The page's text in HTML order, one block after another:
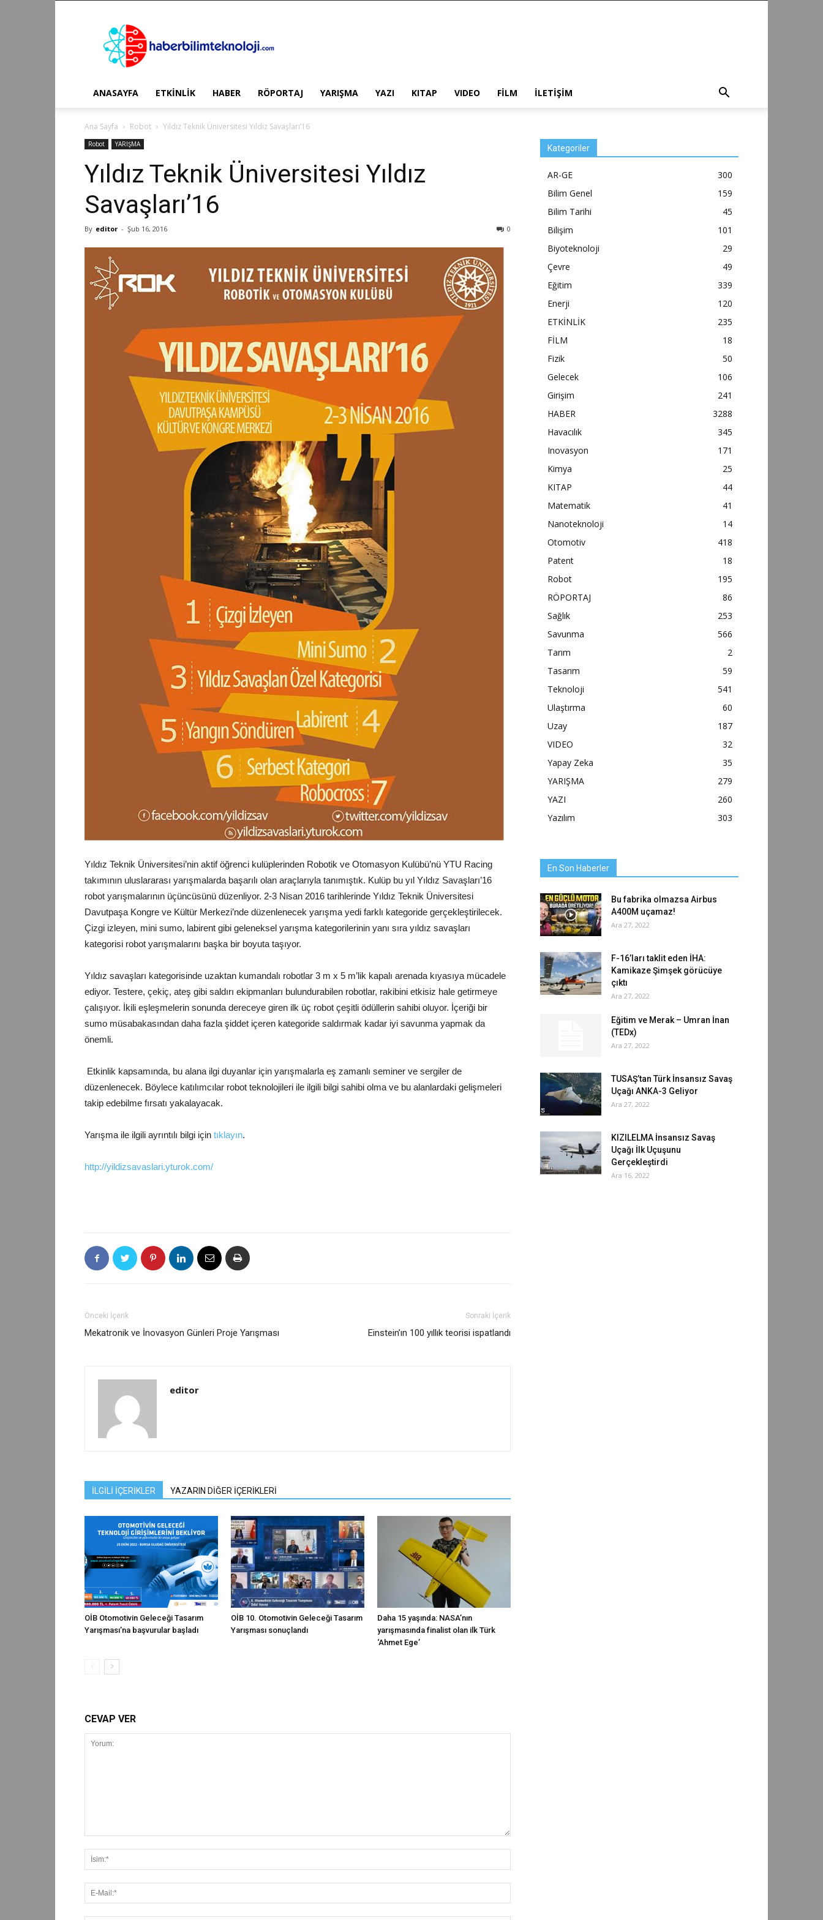
Haber
Bilim
Teknoloji
ANASAYFA ETKİNLİK HABER RÖPORTAJ YARIŞMA YAZI KITAP VIDEO FİLM İLETİŞİM
Ana Sayfa Robot Yıldız Teknik Üniversitesi Yıldız Savaşları’16
Robot YARIŞMA
Yıldız Teknik Üniversitesi Yıldız
Savaşları’16
By editor - Şub 16, 2016 0
Yıldız Teknik Üniversitesi’nin aktif öğrenci kulüplerinden Robotik ve Otomasyon Kulübü’nü YTU Racing
takımının uluslararası yarışmalarda başarılı olan araçlarıyla tanımıştık. Kulüp bu yıl Yıldız Savaşları’16
robot yarışmalarının üçüncüsünü düzenliyor. 2-3 Nisan 2016 tarihlerinde Yıldız Teknik Üniversitesi
Davutpaşa Kongre ve Kültür Merkezi’nde düzenlenecek yarışma yedi farklı kategoride gerçekleştirilecek.
Çizgi izleyen, mini sumo, labirent gibi geleneksel yarışma kategorilerinin yanı sıra yıldız savaşları
kategorisi robot yarışmalarını başka bir boyuta taşıyor.
Yıldız savaşları kategorisinde uzaktan kumandalı robotlar 3 m x 5 m’lik kapalı arenada kıyasıya mücadele
ediyor. Testere, çekiç, ateş gibi saldırı ekipmanları bulundurabilen robotlar, rakibini etkisiz hale getirmeye
çalışıyor. İkili eşleşmelerin sonunda dereceye giren ilk üç robot çeşitli ödüllerin sahibi oluyor. İçeriği bir
sumo müsabakasından daha fazla şiddet içeren kategoride saldırmak kadar iyi savunma yapmak da
önemli.
Etkinlik kapsamında, bu alana ilgi duyanlar için yarışmalarla eş zamanlı seminer ve sergiler de
düzenlenecek. Böylece katılımcılar robot teknolojileri ile ilgili bilgi sahibi olma ve bu alanlardaki gelişmeleri
takip edebilme fırsatı yakalayacak.
Yarışma ile ilgili ayrıntılı bilgi için tıklayın.
http://yildizsavaslari.yturok.com/
Önceki İçerik
Mekatronik ve İnovasyon Günleri Proje Yarışması
Sonraki İçerik
Einstein’ın 100 yıllık teorisi ispatlandı
editor
İLGİLİ İÇERİKLER YAZARIN DİĞER İÇERİKLERİ
OİB Otomotivin Geleceği Tasarım
Yarışması’na başvurular başladı
OİB 10. Otomotivin Geleceği Tasarım
Yarışması sonuçlandı
Daha 15 yaşında: NASA’nın
yarışmasında finalist olan ilk Türk
‘Ahmet Ege’
CEVAP VER
Kategoriler
AR-GE
300
Bilim Genel
159
Bilim Tarihi
45
Bilişim
101
Biyoteknoloji
29
Çevre
49
Eğitim
339
Enerji
120
ETKİNLİK
235
FİLM
18
Fizik
50
Gelecek
106
Girişim
241
HABER
3288
Havacılık
345
Inovasyon
171
Kimya
25
KITAP
44
Matematik
41
Nanoteknoloji
14
Otomotiv
418
Patent
18
Robot
195
RÖPORTAJ
86
Sağlık
253
Savunma
566
Tarım
2
Tasarım
59
Teknoloji
541
Ulaştırma
60
Uzay
187
VIDEO
32
Yapay Zeka
35
YARIŞMA
279
YAZI
260
Yazılım
303
En Son Haberler
Bu fabrika olmazsa Airbus
A400M uçamaz!
Ara 27, 2022
F-16’ları taklit eden İHA:
Kamikaze Şimşek görücüye
çıktı
Ara 27, 2022
Eğitim ve Merak – Umran İnan
(TEDx)
Ara 27, 2022
TUSAŞ’tan Türk İnsansız Savaş
Uçağı ANKA-3 Geliyor
Ara 27, 2022
KIZILELMA İnsansız Savaş
Uçağı İlk Uçuşunu
Gerçekleştirdi
Ara 16, 2022